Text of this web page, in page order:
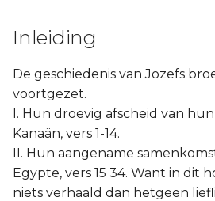
Inleiding
De geschiedenis van Jozefs
voortgezet.
I. Hun droevig afscheid van
Kanaän, vers 1-14.
II. Hun aangename
Egypte, vers 15 34. Want in dit
niets verhaald dan hetgeen